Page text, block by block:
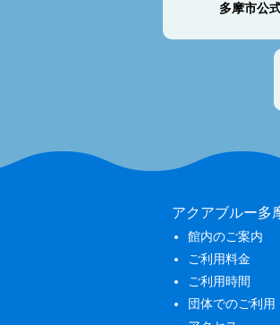
多摩市公
アクアブルー多
館内のご案内
ご利用料金
ご利用時間
団体でのご利用